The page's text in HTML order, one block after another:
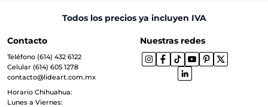
Todos los precios ya incluyen IVA
Contacto
Teléfono (614) 432 6122
Celular (614) 605 1278
contacto@lideart.com.mx
Horario Chihuahua:
Lunes a Viernes:
Nuestras redes